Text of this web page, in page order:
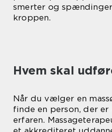
smerter og
kroppen.
Hvem skal
Når du vælger en
finde en person, der
erfaren.